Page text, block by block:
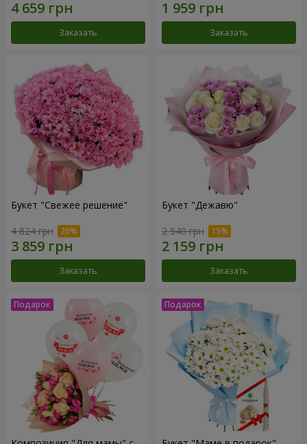
Заказать Заказать
Букет "Свежее решение"
4 824 грн
Заказать
Букет "Дежавю"
2 540 грн
Заказать